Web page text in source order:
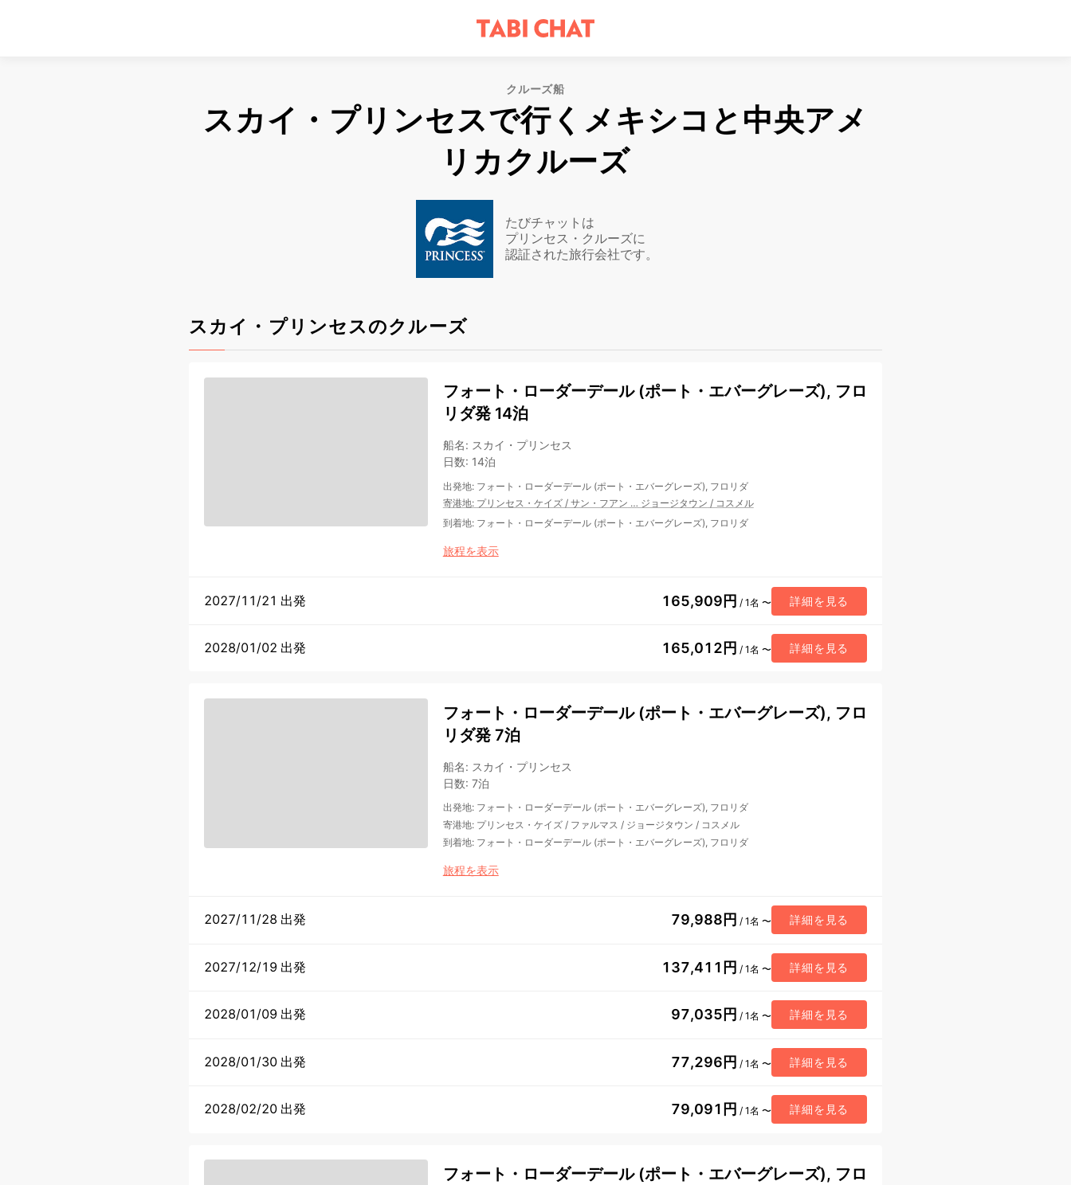
クルーズ船
スカイ・プリンセスで行くメキシコと中央アメ
リカクルーズ
たびチャットは
プリンセス・クルーズに
認証された旅行会社です。
スカイ・プリンセスのクルーズ
フォート・ローダーデール (ポート・エバーグレーズ), フロ
リダ発 14泊
船名: スカイ・プリンセス
日数: 14泊
出発地: フォート・ローダーデール (ポート・エバーグレーズ), フロリダ
寄港地: プリンセス・ケイズ/ サン・フアン … ジョージタウン / コスメル
到着地: フォート・ローダーデール (ポート・エバーグレーズ), フロリダ
旅程を表示
2027/11/21 出発 165,909円 / 1名 〜 詳細を見る
2028/01/02 出発 165,012円 / 1名 〜 詳細を見る
フォート・ローダーデール (ポート・エバーグレーズ), フロ
リダ発 7泊
船名: スカイ・プリンセス
日数: 7泊
出発地: フォート・ローダーデール (ポート・エバーグレーズ), フロリダ
寄港地: プリンセス・ケイズ/ ファルマス / ジョージタウン / コスメル
到着地: フォート・ローダーデール (ポート・エバーグレーズ), フロリダ
旅程を表示
2027/11/28 出発 79,988円 / 1名 〜 詳細を見る
2027/12/19 出発 137,411円 / 1名 〜 詳細を見る
2028/01/09 出発 97,035円 / 1名 〜 詳細を見る
2028/01/30 出発 77,296円 / 1名 〜 詳細を見る
2028/02/20 出発 79,091円 / 1名 〜 詳細を見る
フォート・ローダーデール (ポート・エバーグレーズ), フロ